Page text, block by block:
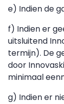
e) Indien de
f) Indien er
uitsluitend
termijn). De
door
minimaal
g) Indien er